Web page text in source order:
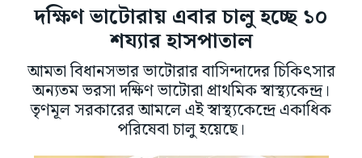
দক্ষিণ ভাটোরায় এবার চালু হচ্ছে ১০
শয্যার হাসপাতাল
আমতা বিধানসভার ভাটোরার বাসিন্দাদের চিকিৎসার
অন্যতম ভরসা দক্ষিণ ভাটোরা প্রাথমিক স্বাস্থ্যকেন্দ্র।
তৃণমূল সরকারের আমলে এই স্বাস্থ্যকেন্দ্রে একাধিক
পরিষেবা চালু হয়েছে।